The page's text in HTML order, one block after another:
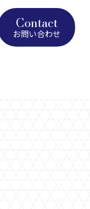
Contact
お問い合わせ